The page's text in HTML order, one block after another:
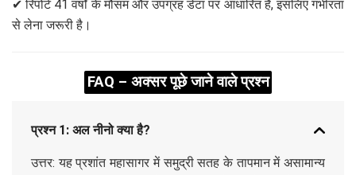
✔ रिपोर्ट 41 वर्षों के मौसम और उपग्रह डेटा पर आधारित है, इसलिए गंभीरता
से लेना जरूरी है।
FAQ – अक्सर पूछे जाने वाले प्रश्न
प्रश्न 1: अल नीनो क्या है?
उत्तर: यह प्रशांत महासागर में समुद्री सतह के तापमान में असामान्य